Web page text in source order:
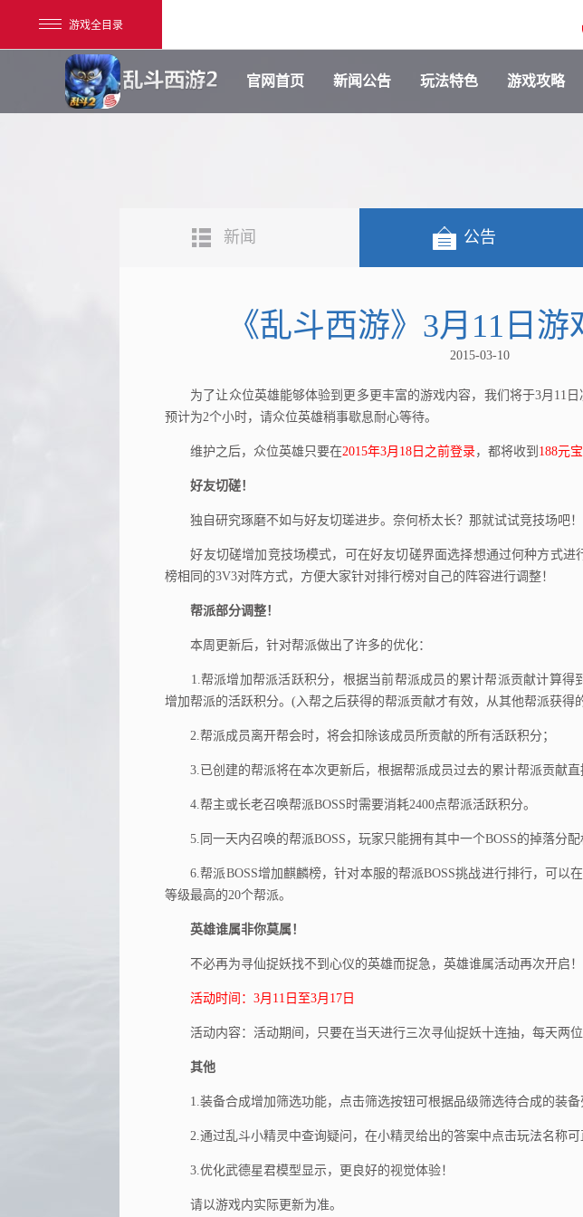
游戏全目录
官网首页 新闻公告 玩法特色 游戏攻略
新闻 公告
《乱斗西游》3月11日
2015-03-10
为了让众位英雄能够体验到更多更丰富的游戏内容，我们将于3月11日
预计为2个小时，请众位英雄稍事歇息耐心等待。
维护之后，众位英雄只要在2015年3月18日之前登录，都将收到 188元宝
好友切磋！
独自研究琢磨不如与好友切瑳进步。奈何桥太长？那就试试竞技场吧！
好友切磋增加竞技场模式，可在好友切磋界面选择想通过何种方式进
榜相同的3V3对阵方式，方便大家针对排行榜对自己的阵容进行调整！
帮派部分调整！
本周更新后，针对帮派做出了许多的优化：
1.帮派增加帮派活跃积分，根据当前帮派成员的累计帮派贡献计算得
增加帮派的活跃积分。(入帮之后获得的帮派贡献才有效，从其他帮派获得
2.帮派成员离开帮会时，将会扣除该成员所贡献的所有活跃积分；
3.已创建的帮派将在本次更新后，根据帮派成员过去的累计帮派贡献直
4.帮主或长老召唤帮派BOSS时需要消耗2400点帮派活跃积分。
5.同一天内召唤的帮派BOSS，玩家只能拥有其中一个BOSS的掉落分配
6.帮派BOSS增加麒麟榜，针对本服的帮派BOSS挑战进行排行，可以
等级最高的20个帮派。
英雄谁属非你莫属！
不必再为寻仙捉妖找不到心仪的英雄而捉急，英雄谁属活动再次开启！
活动时间：3月11日至3月17日
活动内容：活动期间，只要在当天进行三次寻仙捉妖十连抽，每天两位
其他
1.装备合成增加筛选功能，点击筛选按钮可根据品级筛选待合成的装备
2.通过乱斗小精灵中查询疑问，在小精灵给出的答案中点击玩法名称可
3.优化武德星君模型显示，更良好的视觉体验！
请以游戏内实际更新为准。